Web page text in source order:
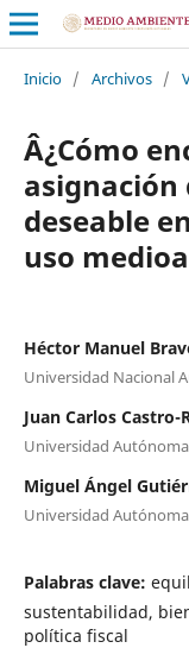
Inicio / Archivos /
Â¿Cómo
asignación
deseable
uso
Héctor Manuel
Universidad Nacional
Juan Carlos Castro-
Universidad
Miguel Ángel
Universidad
Palabras clave:
sustentabilidad,
política fiscal